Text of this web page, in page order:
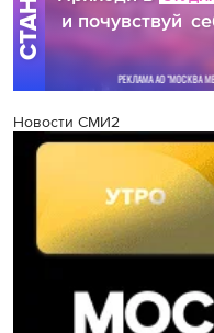
Новости СМИ2